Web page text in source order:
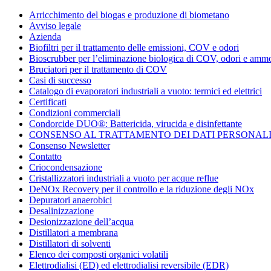
Condorchem
Enviro
Solutions
Arricchimento del biogas e produzione di biometano
Avviso legale
Azienda
Biofiltri per il trattamento delle emissioni, COV e odori
Bioscrubber per l’eliminazione biologica di COV, odori e
Bruciatori per il trattamento di COV
Casi di successo
Catalogo di evaporatori industriali a vuoto: termici ed elettrici
Certificati
Condizioni commerciali
Condorcide DUO®: Battericida, virucida e disinfettante
CONSENSO AL TRATTAMENTO DEI DATI PERSONALI
Consenso Newsletter
Contatto
Criocondensazione
Cristallizzatori industriali a vuoto per acque reflue
DeNOx Recovery per il controllo e la riduzione degli NOx
Depuratori anaerobici
Desalinizzazione
Desionizzazione dell’acqua
Distillatori a membrana
Distillatori di solventi
Elenco dei composti organici volatili
Elettrodialisi (ED) ed elettrodialisi reversibile (EDR)